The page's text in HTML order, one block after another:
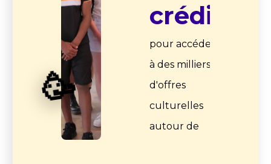
🥳
crédit
pour accéder
à des milliers
d'offres
culturelles
autour de